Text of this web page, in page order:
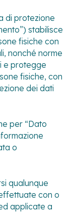
di protezione
stabilisce
fisiche con
nonché norme
e protegge
fisiche, con
dei dati
per “Dato
o
qualunque
con o
applicate a